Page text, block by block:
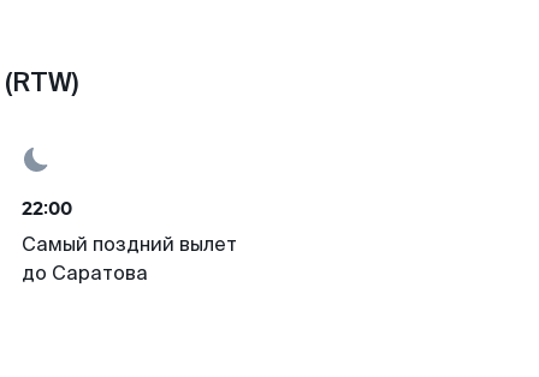
22:00
Самый поздний вылет
до Саратова